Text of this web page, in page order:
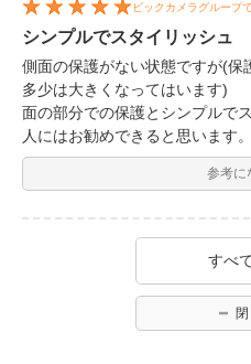
ビックカメラグループ
シンプルでスタイリッシュ
側面の保護がない状態ですが(保
多少は大きくなってはいます)
面の部分での保護とシンプルで
人にはお勧めできると思います。
参考に
すべ